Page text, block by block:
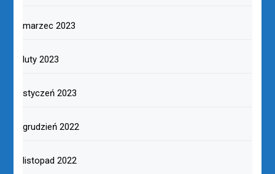
marzec 2023
luty 2023
styczeń 2023
grudzień 2022
listopad 2022